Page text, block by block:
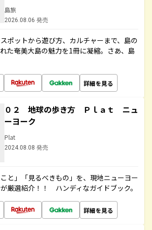
島旅
2026.08.06 発売
ポットから遊び方、カルチャーまで、島の
た奄美大島の魅力を1冊に凝縮。さあ、島
詳細を見る
０２ 地球の歩き方 Ｐｌａｔ ニュ
ーヨーク
Plat
2024.08.08 発売
こと」「見るべきもの」を、現地ニューヨー
厳選紹介！！ ハンディなガイドブック。
詳細を見る